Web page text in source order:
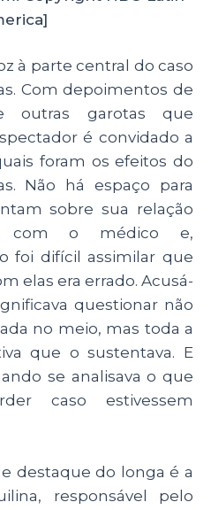
à parte central do caso
Com depoimentos de
outras garotas que
é convidado a
foram os efeitos do
Não há espaço para
sobre sua relação
com o médico e,
foi difícil assimilar que
elas era errado. Acusá-
questionar não
no meio, mas toda a
que o sustentava. E
se analisava o que
caso estivessem
destaque do longa é a
responsável pelo